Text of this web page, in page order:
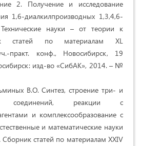
2. Получение и исследование
1,6-диалкилпроизводных 1,3,4,6-
Технические науки – от теории к
статей по материалам XL
практ. конф., Новосибирск, 19
изд-во «СибАК», 2014. – №
В.О. Синтез, строение три- и
соединений, реакции с
и комплексообразование с
и математические науки
статей по материалам XXIV